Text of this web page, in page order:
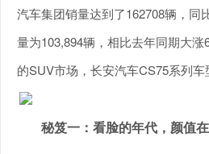
汽车集团销量达到了162708辆，同
量为103,894辆，相比去年同期大
的SUV市场，长安汽车CS75系列
秘笈一：看脸的年代，颜值